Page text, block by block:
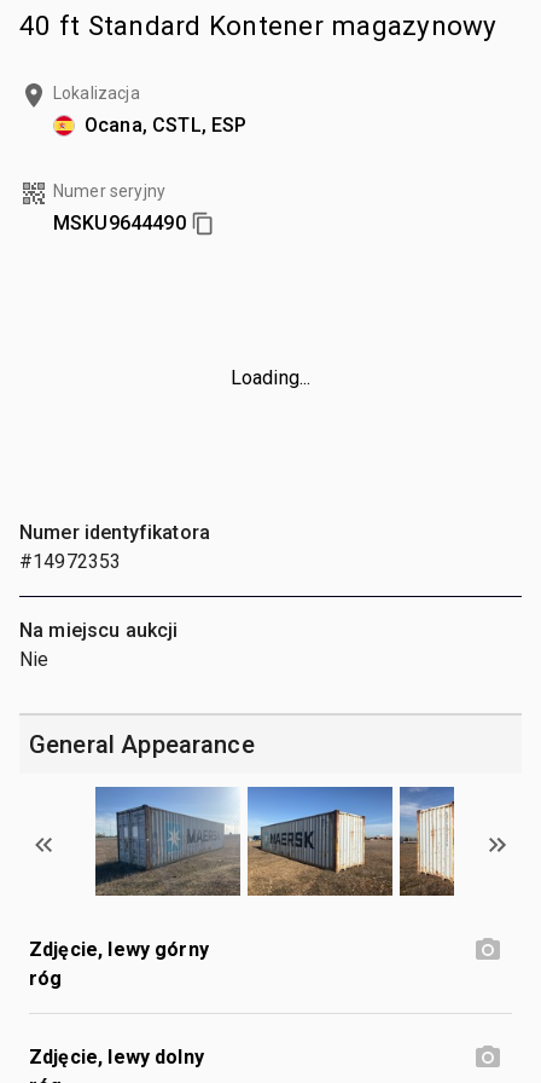
40 ft Standard Kontener magazynowy
Lokalizacja
Ocana, CSTL, ESP
Numer seryjny
MSKU9644490
Loading...
Numer identyfikatora
#14972353
Na miejscu aukcji
Nie
General Appearance
Zdjęcie, lewy górny
róg
Zdjęcie, lewy dolny